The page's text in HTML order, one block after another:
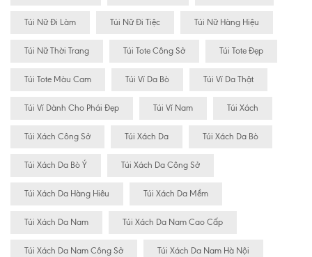
Túi Nữ Đi Làm Túi Nữ Đi Tiệc Túi Nữ Hàng Hiệu
Túi Nữ Thời Trang Túi Tote Công Sở Túi Tote Đẹp
Túi Tote Màu Cam Túi Ví Da Bò Túi Ví Da Thật
Túi Ví Dành Cho Phái Đẹp Túi Ví Nam Túi Xách
Túi Xách Công Sở Túi Xách Da Túi Xách Da Bò
Túi Xách Da Bò Ý Túi Xách Da Công Sở
Túi Xách Da Hàng Hiêu Túi Xách Da Mềm
Túi Xách Da Nam Túi Xách Da Nam Cao Cấp
Túi Xách Da Nam Công Sở Túi Xách Da Nam Hà Nội